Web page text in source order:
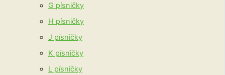
G písničky
H písničky
J písničky
K písničky
L písničky